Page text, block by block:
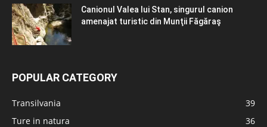
Canionul Valea lui Stan, singurul canion
amenajat turistic din Munţii Făgăraş
POPULAR CATEGORY
Transilvania
39
Ture in natura
36